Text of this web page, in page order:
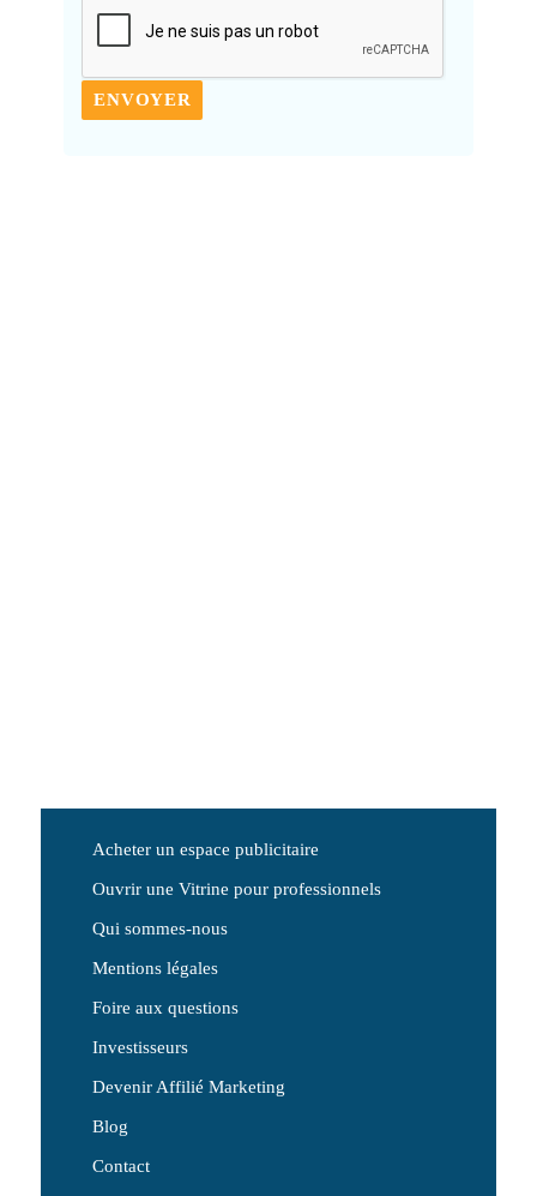
Acheter un espace publicitaire
Ouvrir une Vitrine pour professionnels
Qui sommes-nous
Mentions légales
Foire aux questions
Investisseurs
Devenir Affilié Marketing
Blog
Contact